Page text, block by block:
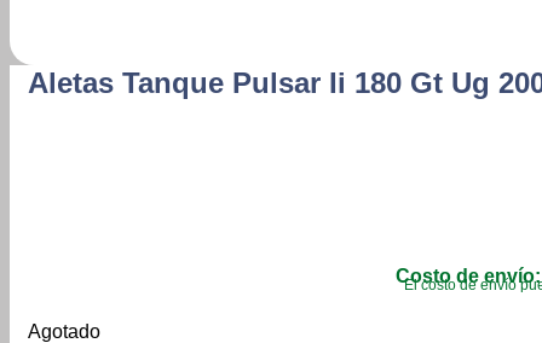
Aletas Tanque Pulsar Ii 180 Gt Ug
Costo de envío:
El costo de envío
Agotado